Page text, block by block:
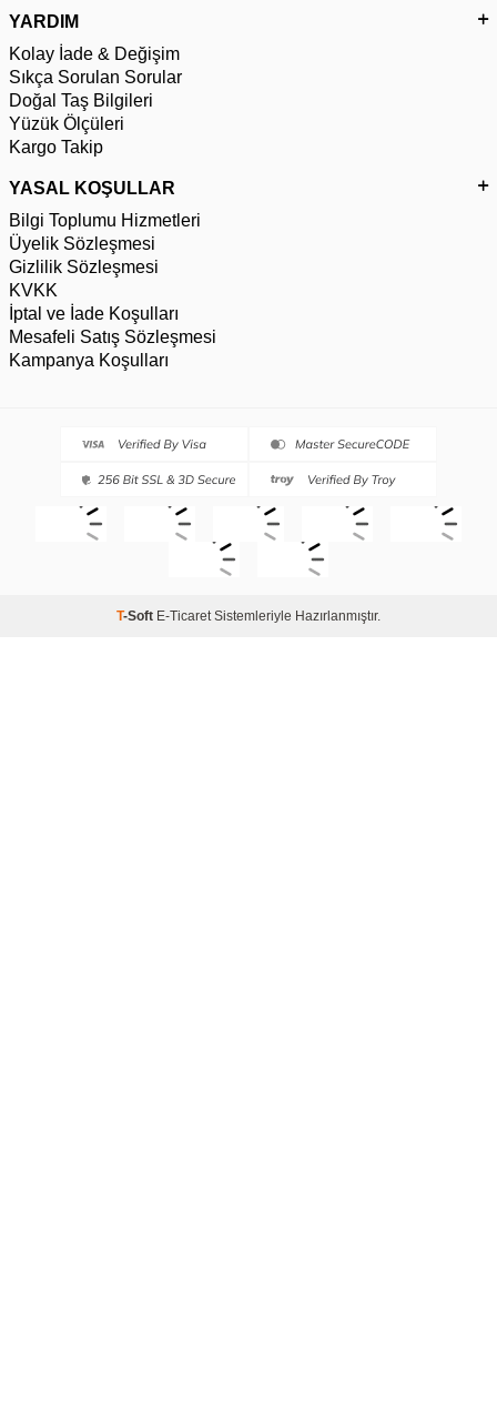
YARDIM
Kolay İade & Değişim
Sıkça Sorulan Sorular
Doğal Taş Bilgileri
Yüzük Ölçüleri
Kargo Takip
YASAL KOŞULLAR
Bilgi Toplumu Hizmetleri
Üyelik Sözleşmesi
Gizlilik Sözleşmesi
KVKK
İptal ve İade Koşulları
Mesafeli Satış Sözleşmesi
Kampanya Koşulları
T-Soft E-Ticaret Sistemleriyle Hazırlanmıştır.